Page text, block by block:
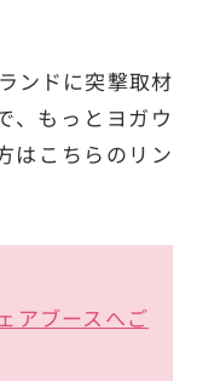
ンドに突撃取材
、もっとヨガウ
はこちらのリン
アブースへご